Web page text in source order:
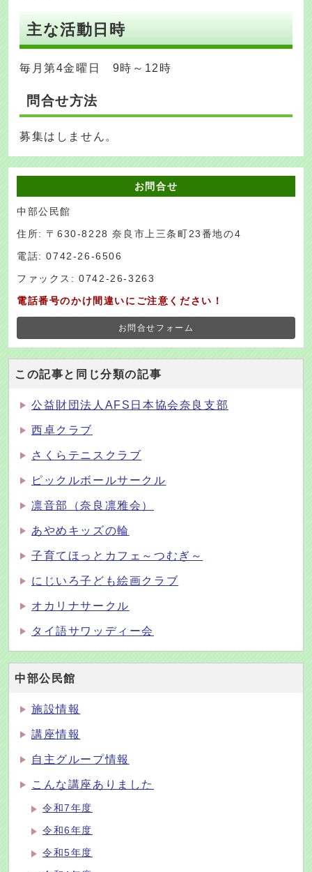
主な活動日時
毎月第4金曜日 9時～12時
問合せ方法
募集はしません。
お問合せ
中部公民館
住所: 〒630-8228 奈良市上三条町23番地の4
電話: 0742-26-6506
ファックス: 0742-26-3263
電話番号のかけ間違いにご注意ください！
お問合せフォーム
この記事と同じ分類の記事
公益財団法人AFS日本協会奈良支部
西卓クラブ
さくらテニスクラブ
ピックルボールサークル
凛音部（奈良凛雅会）
あやめキッズの輪
子育てほっとカフェ～つむぎ～
にじいろ子ども絵画クラブ
オカリナサークル
タイ語サワッディー会
中部公民館
施設情報
講座情報
自主グループ情報
こんな講座ありました
令和7年度
令和6年度
令和5年度